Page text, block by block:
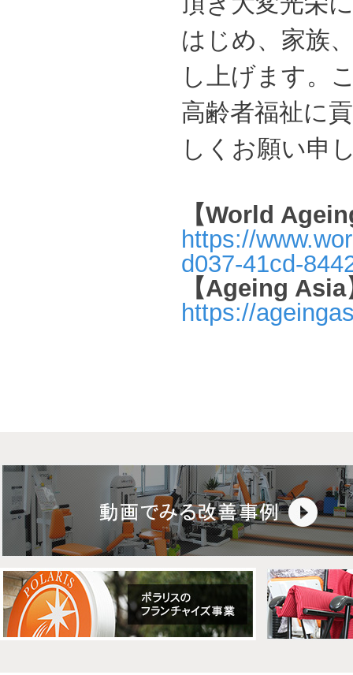
はじめ、家族
し上げます。
高齢者福祉に
しくお願い申
【World
https://
d037-41cd-
【Ageing Asia
https://